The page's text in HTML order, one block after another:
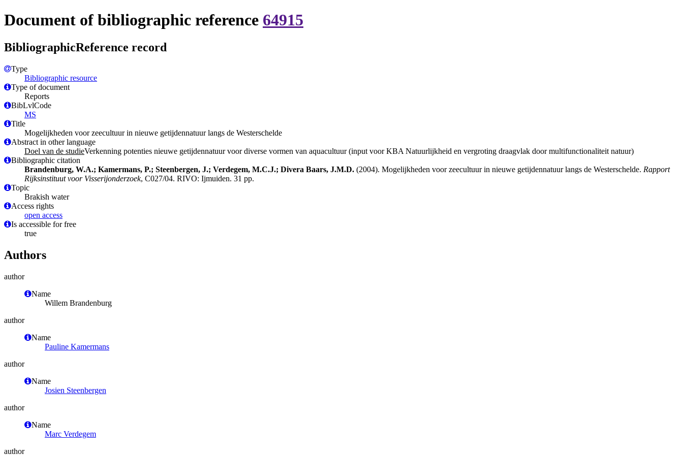
Document of bibliographic reference 64915
BibliographicReference record
Type
Bibliographic resource
Type of document
Reports
BibLvlCode
MS
Title
Mogelijkheden voor zeecultuur in nieuwe getijdennatuur langs de Westerschelde
Abstract in other language
Doel van de studieVerkenning potenties nieuwe getijdennatuur voor diverse vormen van aquacultuur (input voor KBA Natuurlijkheid en vergroting draagvlak door multifunctionaliteit natuur)
Bibliographic citation
Brandenburg, W.A.; Kamermans, P.; Steenbergen, J.; Verdegem, M.C.J.; Divera Baars, J.M.D. (2004). Mogelijkheden voor zeecultuur in nieuwe getijdennatuur langs de Westerschelde. Rapport
Rijksinstituut voor Visserijonderzoek, C027/04. RIVO: Ijmuiden. 31 pp.
Topic
Brakish water
Access rights
open access
Is accessible for free
true
Authors
author
Name
Willem Brandenburg
author
Name
Pauline Kamermans
author
Name
Josien Steenbergen
author
Name
Marc Verdegem
author